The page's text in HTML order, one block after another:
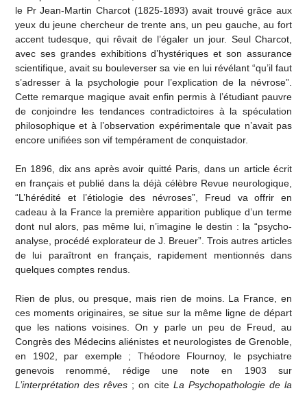
le Pr Jean-Martin Charcot (1825-1893) avait trouvé grâce aux
yeux du jeune chercheur de trente ans, un peu gauche, au fort
accent tudesque, qui rêvait de l’égaler un jour. Seul Charcot,
avec ses grandes exhibitions d’hystériques et son assurance
scientifique, avait su bouleverser sa vie en lui révélant “qu’il faut
s’adresser à la psychologie pour l’explication de la névrose”.
Cette remarque magique avait enfin permis à l’étudiant pauvre
de conjoindre les tendances contradictoires à la spéculation
philosophique et à l’observation expérimentale que n’avait pas
encore unifiées son vif tempérament de conquistador.
En 1896, dix ans après avoir quitté Paris, dans un article écrit
en français et publié dans la déjà célèbre Revue neurologique,
“L’hérédité et l’étiologie des névroses”, Freud va offrir en
cadeau à la France la première apparition publique d’un terme
dont nul alors, pas même lui, n’imagine le destin : la “psycho-
analyse, procédé explorateur de J. Breuer”. Trois autres articles
de lui paraîtront en français, rapidement mentionnés dans
quelques comptes rendus.
Rien de plus, ou presque, mais rien de moins. La France, en
ces moments originaires, se situe sur la même ligne de départ
que les nations voisines. On y parle un peu de Freud, au
Congrès des Médecins aliénistes et neurologistes de Grenoble,
en 1902, par exemple ; Théodore Flournoy, le psychiatre
genevois renommé, rédige une note en 1903 sur
L’interprétation des rêves ; on cite La Psychopathologie de la